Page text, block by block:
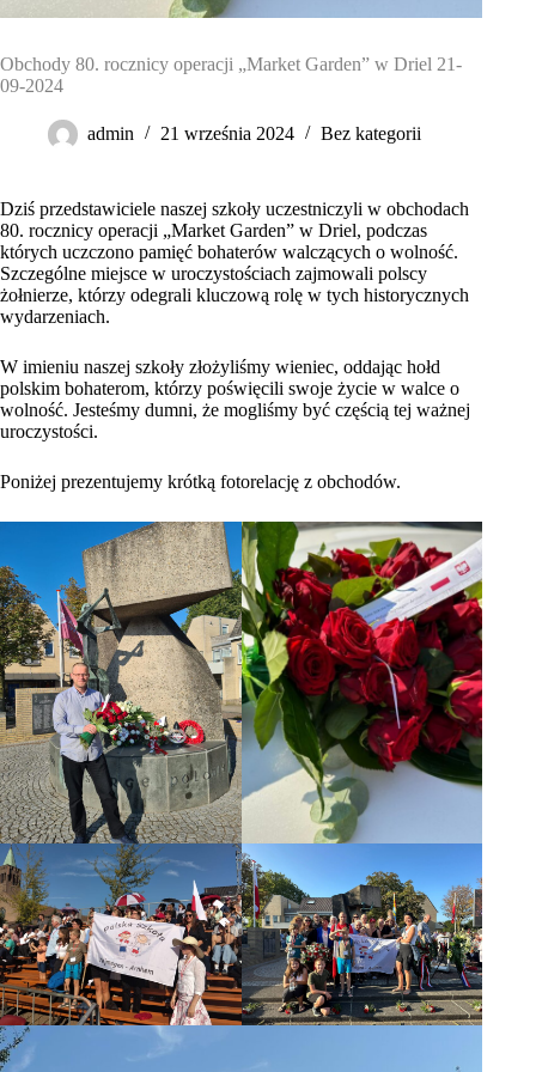
Obchody 80. rocznicy operacji „Market Garden” w Driel 21-
09-2024
admin 21 września 2024 Bez kategorii
Dziś przedstawiciele naszej szkoły uczestniczyli w obchodach
80. rocznicy operacji „Market Garden” w Driel, podczas
których uczczono pamięć bohaterów walczących o wolność.
Szczególne miejsce w uroczystościach zajmowali polscy
żołnierze, którzy odegrali kluczową rolę w tych historycznych
wydarzeniach.
W imieniu naszej szkoły złożyliśmy wieniec, oddając hołd
polskim bohaterom, którzy poświęcili swoje życie w walce o
wolność. Jesteśmy dumni, że mogliśmy być częścią tej ważnej
uroczystości.
Poniżej prezentujemy krótką fotorelację z obchodów.